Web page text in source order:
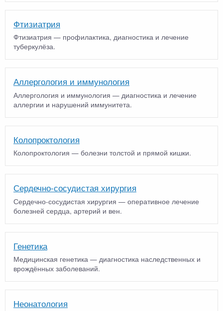
Фтизиатрия
Фтизиатрия — профилактика, диагностика и лечение
туберкулёза.
Аллергология и иммунология
Аллергология и иммунология — диагностика и лечение
аллергии и нарушений иммунитета.
Колопроктология
Колопроктология — болезни толстой и прямой кишки.
Сердечно-сосудистая хирургия
Сердечно-сосудистая хирургия — оперативное лечение
болезней сердца, артерий и вен.
Генетика
Медицинская генетика — диагностика наследственных и
врождённых заболеваний.
Неонатология